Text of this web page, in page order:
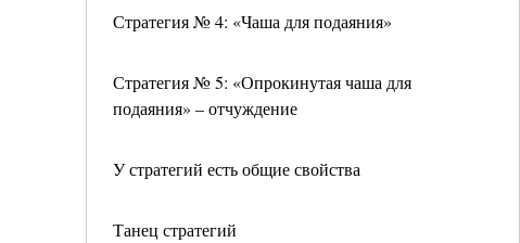
Стратегия № 4: «Чаша для подаяния»
Стратегия № 5: «Опрокинутая чаша для
подаяния» – отчуждение
У стратегий есть общие свойства
Танец стратегий